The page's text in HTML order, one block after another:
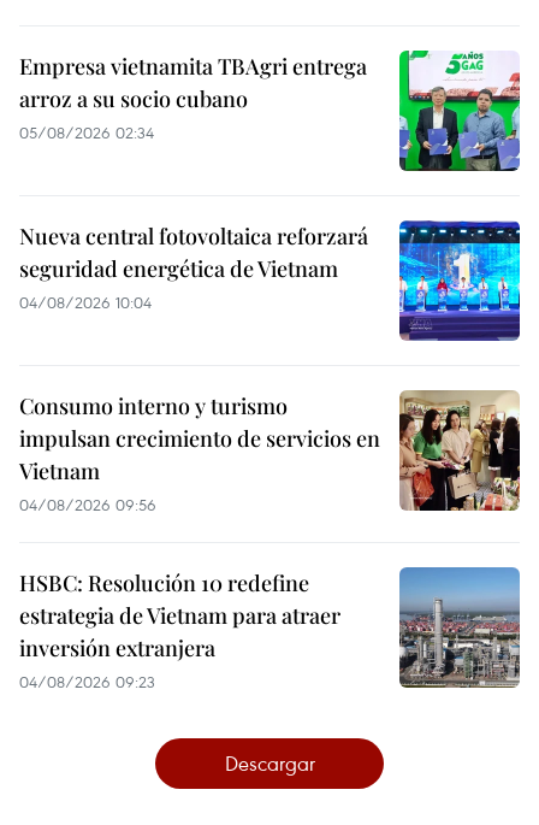
Empresa vietnamita TBAgri entrega
arroz a su socio cubano
05/08/2026 02:34
Nueva central fotovoltaica reforzará
seguridad energética de Vietnam
04/08/2026 10:04
Consumo interno y turismo
impulsan crecimiento de servicios en
Vietnam
04/08/2026 09:56
HSBC: Resolución 10 redefine
estrategia de Vietnam para atraer
inversión extranjera
04/08/2026 09:23
Descargar